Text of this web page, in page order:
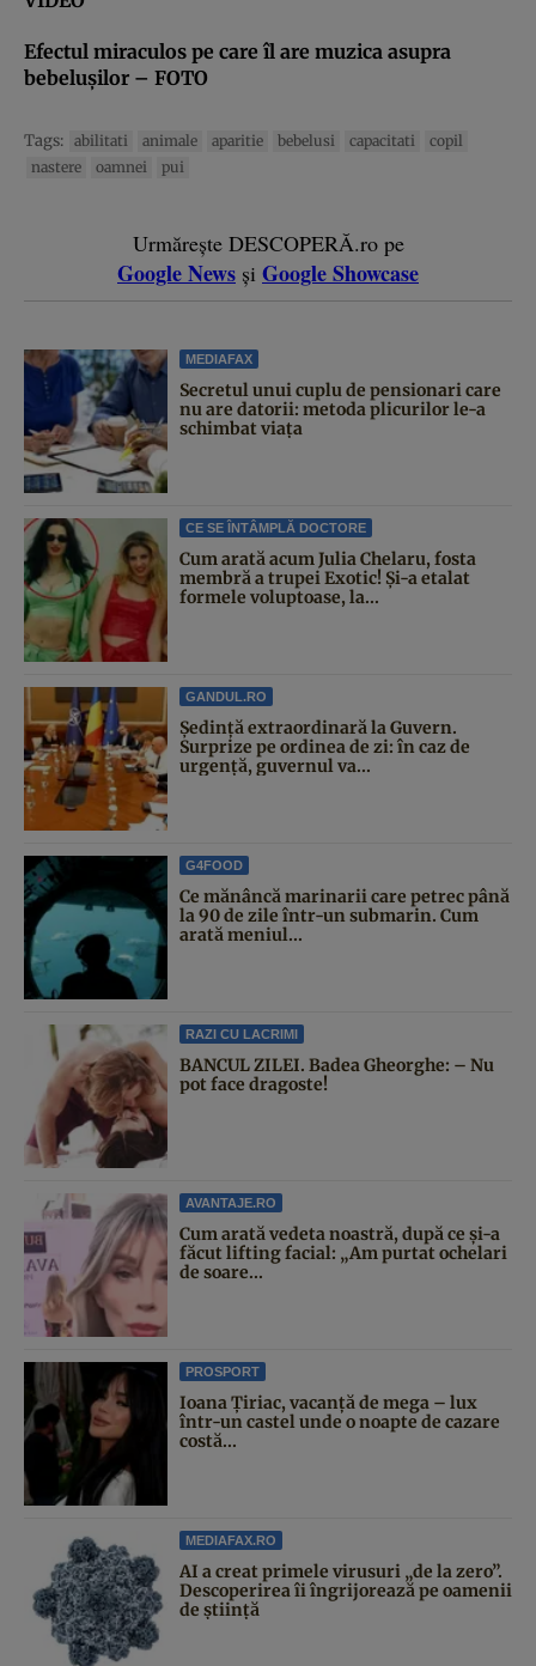
Efectul miraculos pe care îl are muzica asupra
bebeluşilor – FOTO
Tags: abilitati animale aparitie bebelusi capacitati
copil
nastere
oamnei pui
Urmărește DESCOPERĂ.ro pe
Google News și Google Showcase
MEDIAFAX
Secretul unui cuplu de pensionari care
nu are datorii: metoda plicurilor le-a
schimbat viața
CE SE ÎNTÂMPLĂ DOCTORE
Cum arată acum Julia Chelaru, fosta
membră a trupei Exotic! Și-a etalat
formele voluptoase, la...
GANDUL.RO
Şedinţă extraordinară la Guvern.
Surprize pe ordinea de zi: în caz de
urgență, guvernul va...
G4FOOD
Ce mănâncă marinarii care petrec până
la 90 de zile într-un submarin. Cum
arată meniul...
RAZI CU LACRIMI
BANCUL ZILEI. Badea Gheorghe: – Nu
pot face dragoste!
AVANTAJE.RO
Cum arată vedeta noastră, după ce și-a
făcut lifting facial: „Am purtat ochelari
de soare...
PROSPORT
Ioana Țiriac, vacanță de mega – lux
într-un castel unde o noapte de cazare
costă...
MEDIAFAX.RO
AI a creat primele virusuri „de la zero”.
Descoperirea îi îngrijorează pe oamenii
de știință